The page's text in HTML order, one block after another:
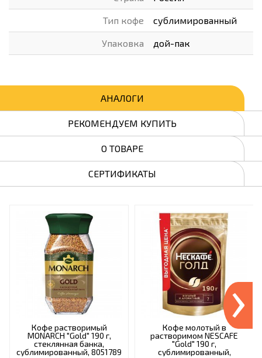
Тип кофе сублимированный
Упаковка дой-пак
АНАЛОГИ
РЕКОМЕНДУЕМ КУПИТЬ
О ТОВАРЕ
СЕРТИФИКАТЫ
Кофе растворимый
MONARCH "Gold" 190 г,
стеклянная банка,
сублимированный, 8051789
Кофе молотый в
растворимом NESCAFE
"Gold" 190 г,
сублимированный,
›